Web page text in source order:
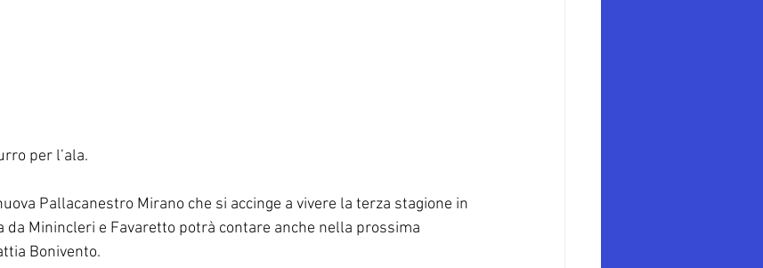
per l’ala.
Pallacanestro Mirano che si accinge a vivere la terza stagione in
da Minincleri e Favaretto potrà contare anche nella prossima
Bonivento.